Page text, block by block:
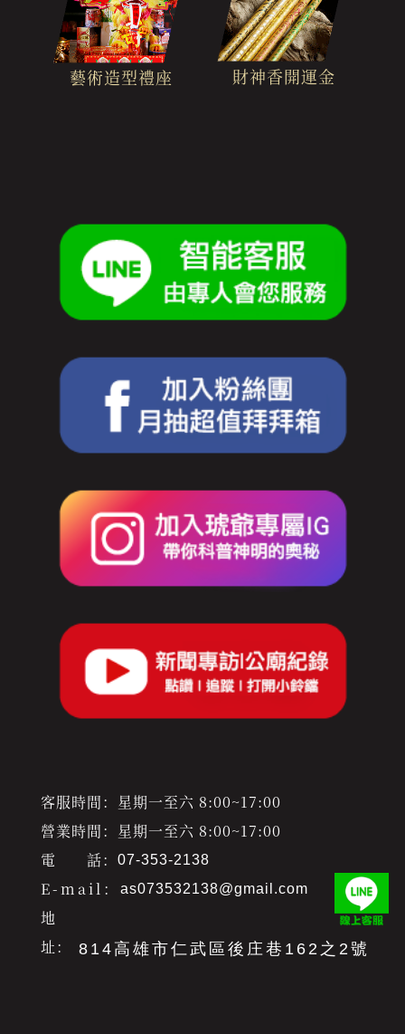
藝術造型禮座 財神香開運金
客服時間：星期一至六 8:00~17:00
營業時間：星期一至六 8:00~17:00
電 話：
07-353-2138
E-mail： as073532138@gmail.com
地
址：
814高雄市仁武區後庄巷162之2號